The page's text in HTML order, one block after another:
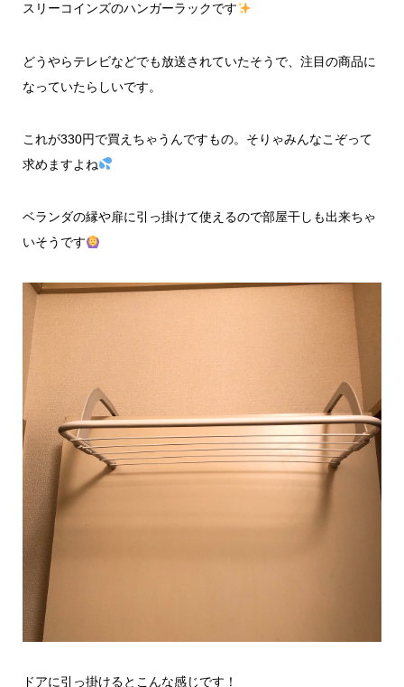
スリーコインズのハンガーラックです
どうやらテレビなどでも放送されていたそうで、注目の商品に
なっていたらしいです。
これが330円で買えちゃうんですもの。そりゃみんなこぞって
求めますよね
ベランダの縁や扉に引っ掛けて使えるので部屋干しも出来ちゃ
いそうです
ドアに引っ掛けるとこんな感じです！